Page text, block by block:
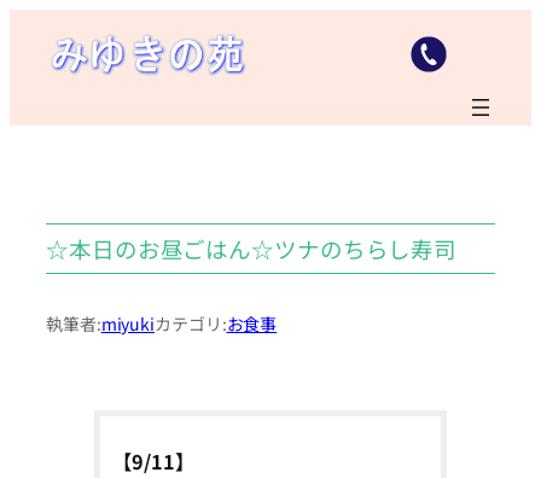
キ
☆本日のお昼ごはん☆ツナのちらし寿司
執筆者:miyukiカテゴリ:お食事
【9/11】